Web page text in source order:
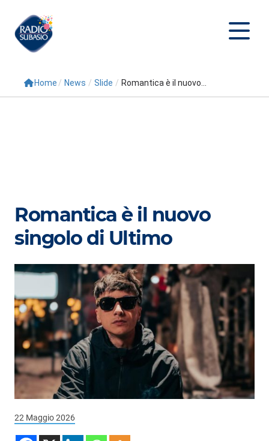
Cerca
Conduttori
Repliche
Podcast
3xTe
Interviste
Playlist
Novità
Subasio Playlist
Web Radio
Home / News / Slide / Romantica è il nuovo...
Romantica è il nuovo
singolo di Ultimo
22 Maggio 2026